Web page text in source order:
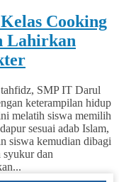
Cooking
Lahirkan
SMP IT Darul
keterampilan hidup
melatih siswa memilih
sesuai adab Islam,
siswa kemudian dibagi
syukur dan